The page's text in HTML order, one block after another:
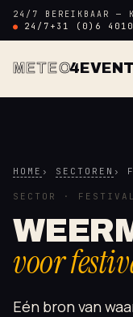
24/7 BEREIKBAAR —
24/7 +31 (0)6
METEO
HOME SECTOREN
SECTOR ·
voor
Eén bron van